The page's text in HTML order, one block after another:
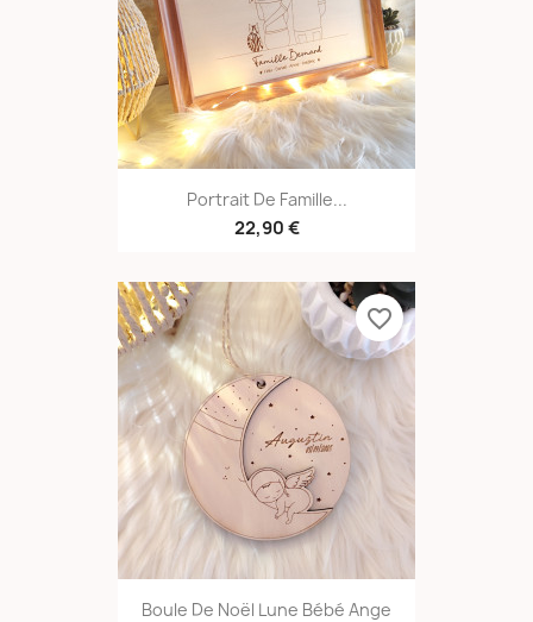
Portrait De Famille...
22,90 €
Boule De Noël Lune Bébé Ange
favorite_border